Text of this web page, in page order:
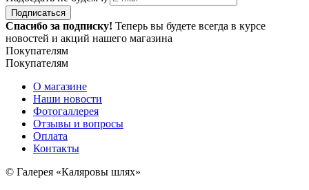
Подписаться
Спасибо за подписку! Теперь вы будете всегда в курсе
новостей и акций нашего магазина
Покупателям
Покупателям
О магазине
Наши новости
Фотогаллерея
Отзывы и вопросы
Оплата
Контакты
© Галерея «Каляровы шлях»